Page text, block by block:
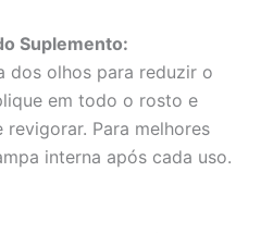
Suplemento:
dos olhos para reduzir o
em todo o rosto e
Para melhores
interna após cada uso.